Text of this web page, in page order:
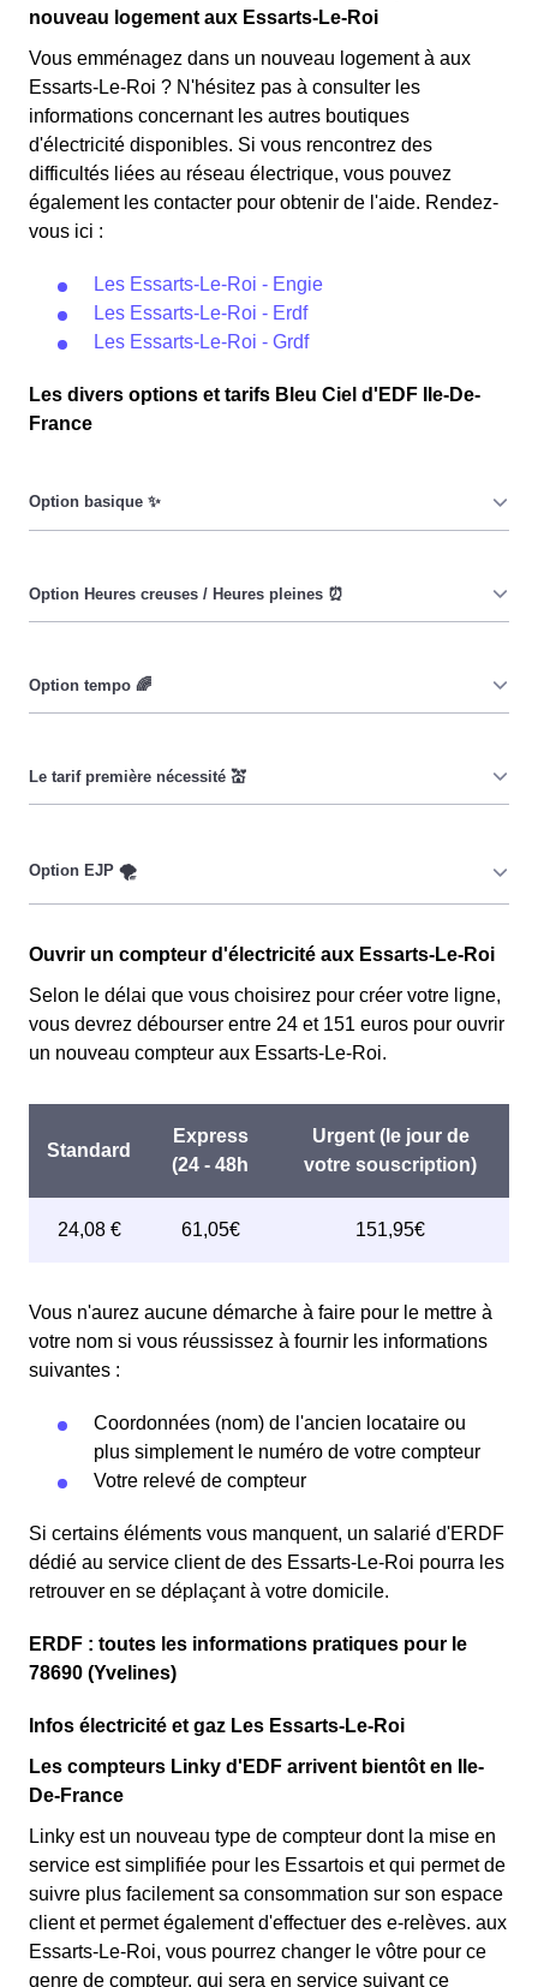
nouveau logement aux Essarts-Le-Roi
Vous emménagez dans un nouveau logement à aux
Essarts-Le-Roi ? N'hésitez pas à consulter les
informations concernant les autres boutiques
d'électricité disponibles. Si vous rencontrez des
difficultés liées au réseau électrique, vous pouvez
également les contacter pour obtenir de l'aide. Rendez-
vous ici :
Les Essarts-Le-Roi - Engie
Les Essarts-Le-Roi - Erdf
Les Essarts-Le-Roi - Grdf
Les divers options et tarifs Bleu Ciel d'EDF Ile-De-
France
date, ni de l'heure, que ce soit en aux Essarts-Le-Roi ou
ailleurs. 💡
aux Essarts-Le-Roi est réduit. ⚡
Essartois à réduire leur consommation pendant 65 jours
par an, lorsque le prix du kiloWatt est plus élevé. 💡🔋
pour les consommateurs Essartois couverts par la CMU,
permettant ainsi de réduire sa facture d'électricité en
Roi. Ce tarif est proposé par la plupart des fournisseurs
d'électricité en France et est accessible aux Essartois
uniquement les clients Essartois qui l'avaient choisie
avant 1998. Elle implique deux tarifs : pendant 22 jours,
le prix de l'électricité est multiplié par quatre, tandis que
les autres jours de l'année, le prix est réduit de 20% par
Ouvrir un compteur d'électricité aux Essarts-Le-Roi
Selon le délai que vous choisirez pour créer votre ligne,
vous devrez débourser entre 24 et 151 euros pour ouvrir
un nouveau compteur aux Essarts-Le-Roi.
Vous n'aurez aucune démarche à faire pour le mettre à
votre nom si vous réussissez à fournir les informations
suivantes :
Coordonnées (nom) de l'ancien locataire ou
plus simplement le numéro de votre compteur
Votre relevé de compteur
Si certains éléments vous manquent, un salarié d'ERDF
dédié au service client de des Essarts-Le-Roi pourra les
retrouver en se déplaçant à votre domicile.
ERDF : toutes les informations pratiques pour le
78690 (Yvelines)
Infos électricité et gaz Les Essarts-Le-Roi
Les compteurs Linky d'EDF arrivent bientôt en Ile-
De-France
Linky est un nouveau type de compteur dont la mise en
service est simplifiée pour les Essartois et qui permet de
suivre plus facilement sa consommation sur son espace
client et permet également d'effectuer des e-relèves. aux
Essarts-Le-Roi, vous pourrez changer le vôtre pour ce
genre de compteur, qui sera en service suivant ce